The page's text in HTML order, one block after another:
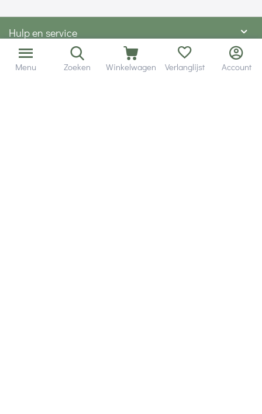
Hulp en service
Contact gegevens
Menu Zoeken Winkelwagen Verlanglijst Account